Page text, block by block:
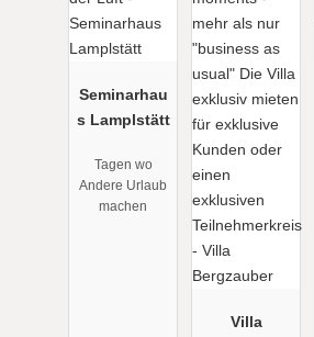
Seminarhau
s Lamplstätt
Tagen wo
Andere Urlaub
machen
Villa